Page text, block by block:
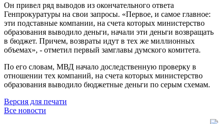
Он привел ряд выводов из окончательного ответа
Генпрокуратуры на свои запросы. «Первое, и самое главное:
эти подставные компании, на счета которых министерство
образования выводило деньги, начали эти деньги возвращать
в бюджет. Причем, возвраты идут в тех же миллионных
объемах», - отметил первый замглавы думского комитета.
По его словам, МВД начало доследственную проверку в
отношении тех компаний, на счета которых министерство
образования выводило бюджетные деньги по серым схемам.
Версия для печати
Все новости